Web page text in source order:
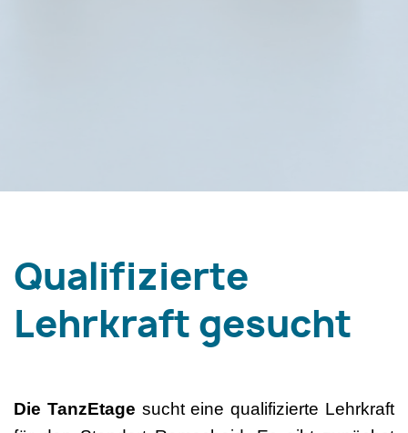
Qualifizierte
Lehrkraft gesucht
Die TanzEtage sucht eine qualifizierte Lehrkraft